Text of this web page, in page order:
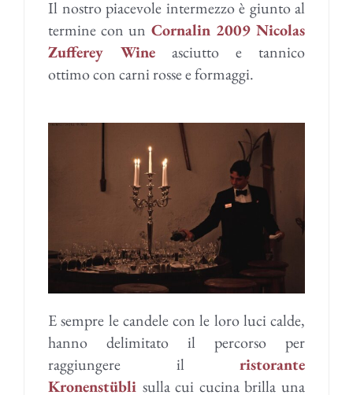
Il nostro piacevole intermezzo è giunto al
termine con un Cornalin 2009 Nicolas
Zufferey Wine asciutto e tannico
ottimo con carni rosse e formaggi.
E sempre le candele con le loro luci calde,
hanno delimitato il percorso per
raggiungere il ristorante
Kronenstübli sulla cui cucina brilla una